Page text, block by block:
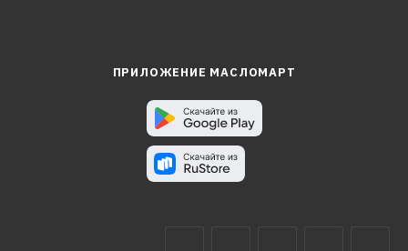
ПРИЛОЖЕНИЕ МАСЛОМАРТ